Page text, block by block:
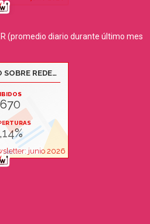
(promedio diario durante último mes